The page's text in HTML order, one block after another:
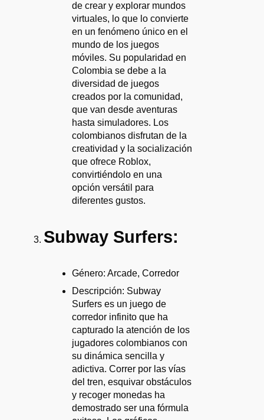
de crear y explorar mundos
virtuales, lo que lo convierte
en un fenómeno único en el
mundo de los juegos
móviles. Su popularidad en
Colombia se debe a la
diversidad de juegos
creados por la comunidad,
que van desde aventuras
hasta simuladores. Los
colombianos disfrutan de la
creatividad y la socialización
que ofrece Roblox,
convirtiéndolo en una
opción versátil para
diferentes gustos.
Subway Surfers:
Género: Arcade, Corredor
Descripción: Subway
Surfers es un juego de
corredor infinito que ha
capturado la atención de los
jugadores colombianos con
su dinámica sencilla y
adictiva. Correr por las vías
del tren, esquivar obstáculos
y recoger monedas ha
demostrado ser una fórmula